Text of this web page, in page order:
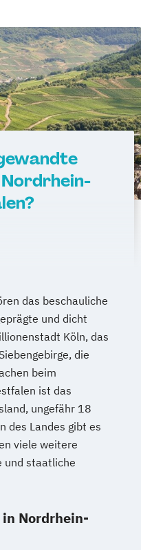
das beschauliche
und dicht
Köln, das
die
beim
ist das
ungefähr 18
des Landes gibt es
viele weitere
und staatliche
Nordrhein-